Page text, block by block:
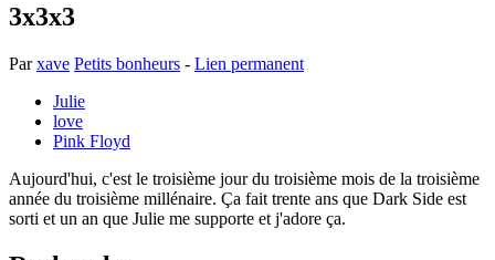
3x3x3
Parxave Petits bonheurs - Lien permanent
Julie
love
Pink Floyd
Aujourd'hui, c'est le troisième jour du troisième mois de la troisième
année du troisième millénaire. Ça fait trente ans que Dark Side est
sorti et un an que Julie me supporte et j'adore ça.